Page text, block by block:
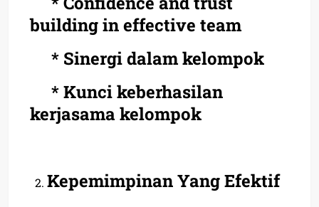
building in effective team
* Sinergi dalam kelompok
* Kunci keberhasilan
kerjasama kelompok
Kepemimpinan Yang Efektif